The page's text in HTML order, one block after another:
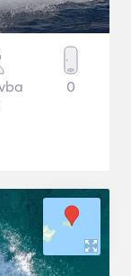
0